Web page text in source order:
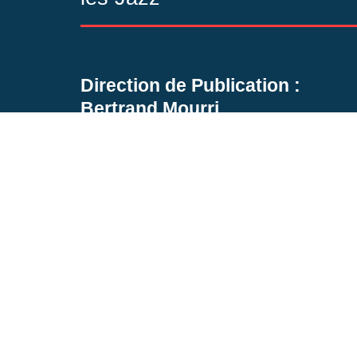
Direction de Publication :
Bertrand Mourri